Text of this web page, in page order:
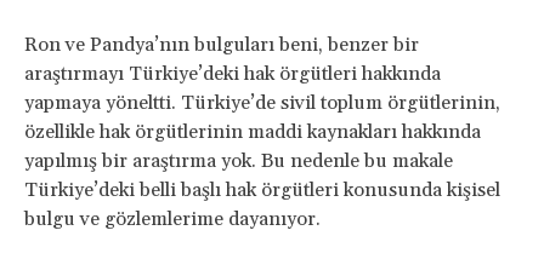
Ron ve Pandya’nın bulguları beni, benzer bir
araştırmayı Türkiye’deki hak örgütleri hakkında
yapmaya yöneltti. Türkiye’de sivil toplum örgütlerinin,
özellikle hak örgütlerinin maddi kaynakları hakkında
yapılmış bir araştırma yok. Bu nedenle bu makale
Türkiye’deki belli başlı hak örgütleri konusunda kişisel
bulgu ve gözlemlerime dayanıyor.